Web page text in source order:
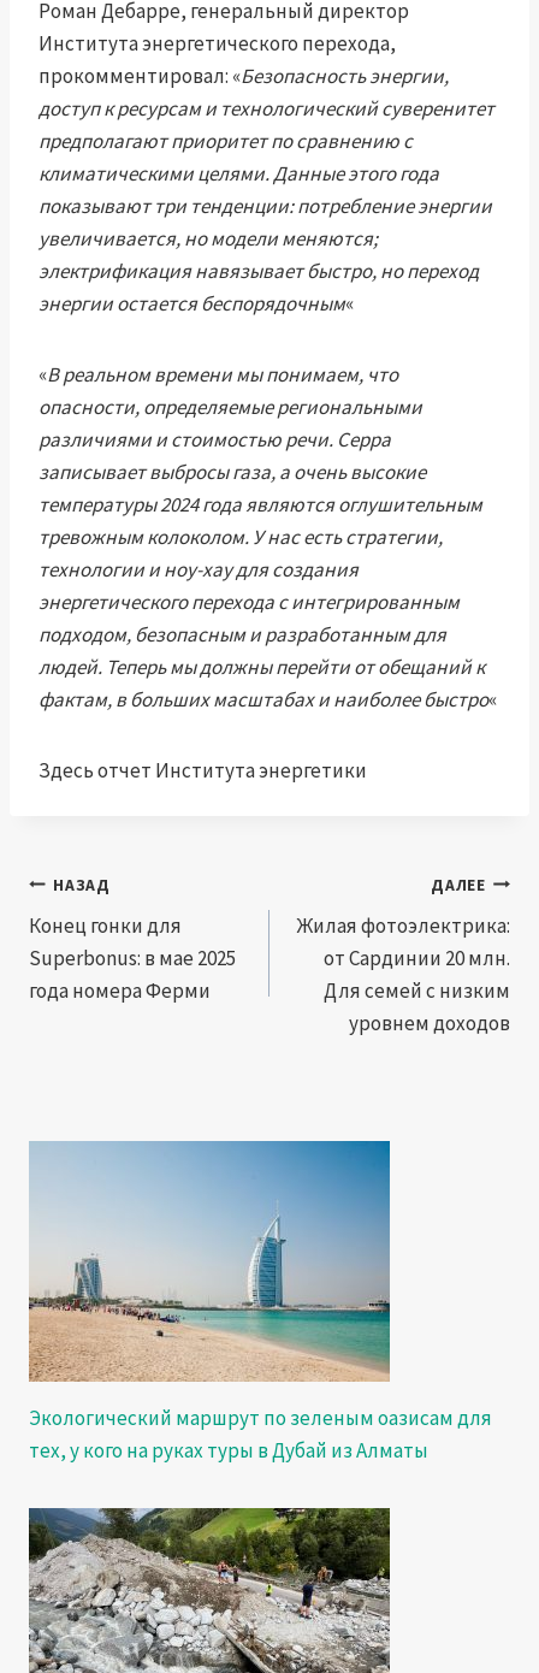
Роман Дебарре, генеральный директор
Института энергетического перехода,
прокомментировал: «Безопасность энергии,
доступ к ресурсам и технологический суверенитет
предполагают приоритет по сравнению с
климатическими целями. Данные этого года
показывают три тенденции: потребление энергии
увеличивается, но модели меняются;
электрификация навязывает быстро, но переход
энергии остается беспорядочным«
«В реальном времени мы понимаем, что
опасности, определяемые региональными
различиями и стоимостью речи. Серра
записывает выбросы газа, а очень высокие
температуры 2024 года являются оглушительным
тревожным колоколом. У нас есть стратегии,
технологии и ноу-хау для создания
энергетического перехода с интегрированным
подходом, безопасным и разработанным для
людей. Теперь мы должны перейти от обещаний к
фактам, в больших масштабах и наиболее быстро«
Здесь отчет Института энергетики
Навигация
по
записям
НАЗАД
Конец гонки для
Superbonus: в мае 2025
года номера Ферми
ДАЛЕЕ
Жилая фотоэлектрика:
от Сардинии 20 млн.
Для семей с низким
уровнем доходов
Экологический маршрут по зеленым оазисам для
тех, у кого на руках туры в Дубай из Алматы